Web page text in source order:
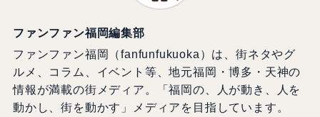
ファンファン福岡編集部
ファンファン福岡（fanfunfukuoka）は、街ネタやグ
ルメ、コラム、イベント等、地元福岡・博多・天神の
情報が満載の街メディア。「福岡の、人が動き、人を
動かし、街を動かす」メディアを目指しています。